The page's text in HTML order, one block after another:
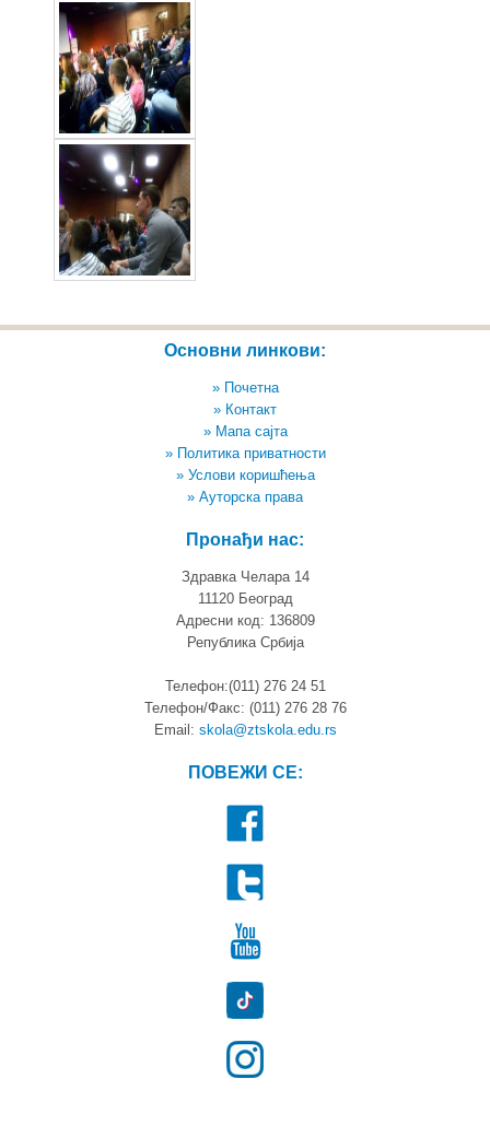
Основни линкови:
» Почетна
» Контакт
» Мапа сајта
» Политика приватности
» Услови коришћења
» Ауторска права
Пронађи нас:
Здравка Челара 14
11120 Београд
Адресни код: 136809
Република Србија
Телефон:(011) 276 24 51
Телефон/Факс: (011) 276 28 76
Email: skola@ztskola.edu.rs
ПОВЕЖИ СЕ: